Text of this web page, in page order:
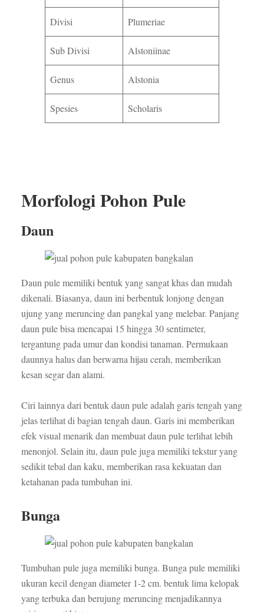
Divisi Plumeriae
Sub Divisi Alstoniinae
Genus Alstonia
Spesies Scholaris
Morfologi Pohon Pule
Daun
Daun pule memiliki bentuk yang sangat khas dan mudah
dikenali. Biasanya, daun ini berbentuk lonjong dengan
ujung yang meruncing dan pangkal yang melebar. Panjang
daun pule bisa mencapai 15 hingga 30 sentimeter,
tergantung pada umur dan kondisi tanaman. Permukaan
daunnya halus dan berwarna hijau cerah, memberikan
kesan segar dan alami.
Ciri lainnya dari bentuk daun pule adalah garis tengah yang
jelas terlihat di bagian tengah daun. Garis ini memberikan
efek visual menarik dan membuat daun pule terlihat lebih
menonjol. Selain itu, daun pule juga memiliki tekstur yang
sedikit tebal dan kaku, memberikan rasa kekuatan dan
ketahanan pada tumbuhan ini.
Bunga
Tumbuhan pule juga memiliki bunga. Bunga pule memiliki
ukuran kecil dengan diameter 1-2 cm. bentuk lima kelopak
yang terbuka dan berujung meruncing menjadikannya